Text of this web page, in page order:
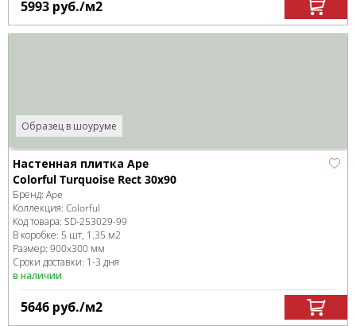
5993 руб./м2
Образец в шоуруме
Настенная плитка Ape
Colorful Turquoise Rect 30x90
Бренд: Ape
Коллекция: Colorful
Код товара: SD-253029-99
В коробке: 5 шт, 1.35 м2
Размер: 900x300 мм
Сроки доставки: 1-3 дня
в наличии
5646 руб./м2